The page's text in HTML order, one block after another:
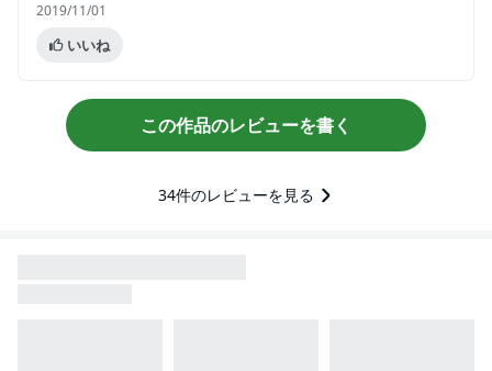
2019/11/01
いいね
この作品のレビューを書く
34件のレビューを見る